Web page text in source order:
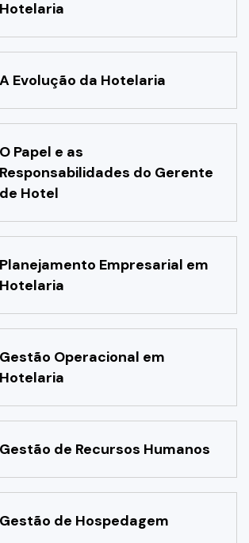
Hotelaria
A Evolução da Hotelaria
O Papel e as
Responsabilidades do Gerente
de Hotel
Planejamento Empresarial em
Hotelaria
Gestão Operacional em
Hotelaria
Gestão de Recursos Humanos
Gestão de Hospedagem